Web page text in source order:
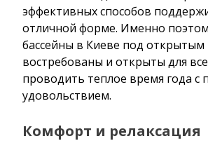
эффективных способов
отличной форме. Именно
бассейны в Киеве под открытым
востребованы и открыты для
проводить теплое время года с
удовольствием.
Комфорт и релаксация